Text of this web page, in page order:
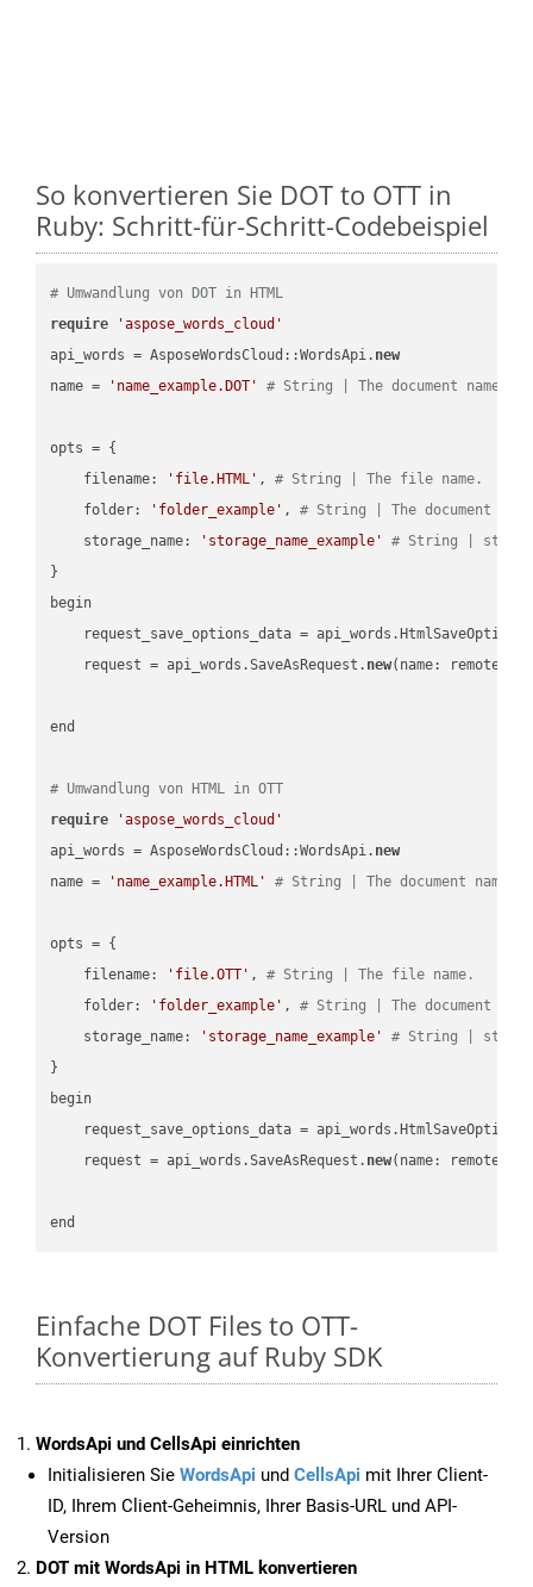
So konvertieren Sie DOT to OTT in
Ruby: Schritt-für-Schritt-Codebeispiel
# Umwandlung von DOT in HTML
require
'aspose_words_cloud'
api_words = AsposeWordsCloud::WordsApi. new
name =
'name_example.DOT' # String | The document name.
opts = {
    filename:
'file.HTML' , # String | The file name.
    folder:
'folder_example' , # String | The document
    storage_name:
'storage_name_example'
# String |
}
begin
request_save_options_data =
    request = api_words.SaveAsRequest.
new(name:
end
# Umwandlung von HTML in OTT
require
'aspose_words_cloud'
api_words = AsposeWordsCloud::WordsApi. new
name =
'name_example.HTML' # String | The document name.
opts = {
    filename:
'file.OTT' , # String | The file name.
    folder:
'folder_example' , # String | The document
    storage_name:
'storage_name_example'
# String |
}
begin
request_save_options_data =
    request = api_words.SaveAsRequest.
new(name:
Einfache DOT Files to OTT-
Konvertierung auf Ruby SDK
WordsApi und CellsApi einrichten
Initialisieren Sie WordsApi und CellsApi mit Ihrer Client-
ID, Ihrem Client-Geheimnis, Ihrer Basis-URL und API-
Version
DOT mit WordsApi in HTML konvertieren